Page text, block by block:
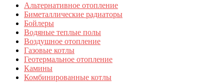
Альтернативное отопление
Биметаллические радиаторы
Бойлеры
Водяные теплые полы
Воздушное отопление
Газовые котлы
Геотермальное отопление
Камины
Комбинированные котлы